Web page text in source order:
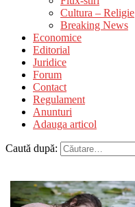
Cultura – Religie
Breaking News
Economice
Editorial
Juridice
Forum
Contact
Regulament
Anunturi
Adauga articol
Caută după: